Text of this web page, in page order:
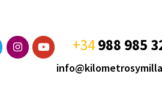
+34 988 985